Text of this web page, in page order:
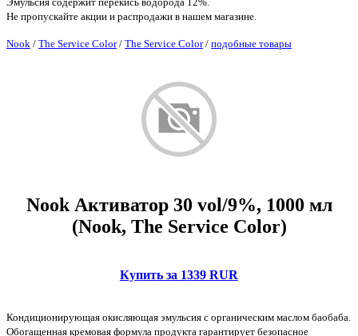
Не пропускайте акции и распродажи в нашем магазине.
Nook / The Service Color/ The Service Color/ подобные товары
Nook Активатор 30 vol/9%, 1000 мл
(Nook, The Service Color)
Купить за 1339 RUR
Кондиционирующая окисляющая эмульсия с органическим маслом баобаба.
Обогащенная кремовая формула продукта гарантирует безопасное